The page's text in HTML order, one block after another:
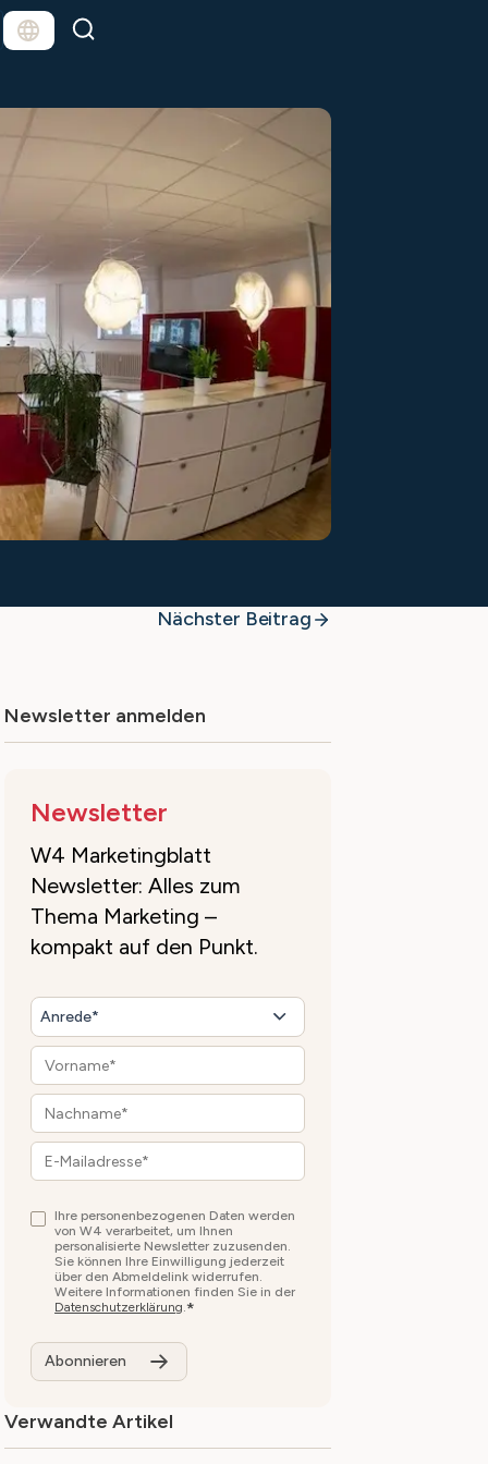
Nächster Beitrag
Newsletter anmelden
Newsletter
W4 Marketingblatt
Newsletter: Alles zum
Thema Marketing –
kompakt auf den Punkt.
Anrede*
Ihre personenbezogenen Daten werden
von W4 verarbeitet, um Ihnen
personalisierte Newsletter zuzusenden.
Sie können Ihre Einwilligung jederzeit
über den Abmeldelink widerrufen.
Weitere Informationen finden Sie in der
Datenschutzerklärung.*
Verwandte Artikel